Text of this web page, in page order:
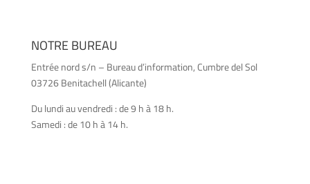
NOTRE BUREAU
Entrée nord s/n – Bureau d’information, Cumbre del Sol
03726 Benitachell (Alicante)
Du lundi au vendredi : de 9 h à 18 h.
Samedi : de 10 h à 14 h.